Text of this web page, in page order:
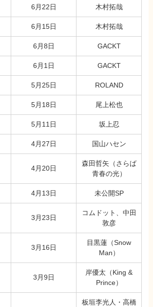
6月22日 木村拓哉
6月15日 木村拓哉
6月8日 GACKT
6月1日 GACKT
5月25日 ROLAND
5月18日 尾上松也
5月11日 坂上忍
4月27日 国山ハセン
4月20日
森田哲矢（さらば
青春の光）
4月13日 未公開SP
3月23日
コムドット、中田
敦彦
3月16日
目黒蓮（Snow
Man）
3月9日
岸優太（King &
Prince）
板垣李光人・高橋